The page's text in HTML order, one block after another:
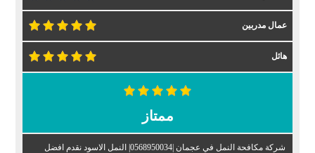
عمال مدربين
هائل
ممتاز
شركة مكافحة النمل في عجمان |0568950034| النمل الاسود نقدم افضل